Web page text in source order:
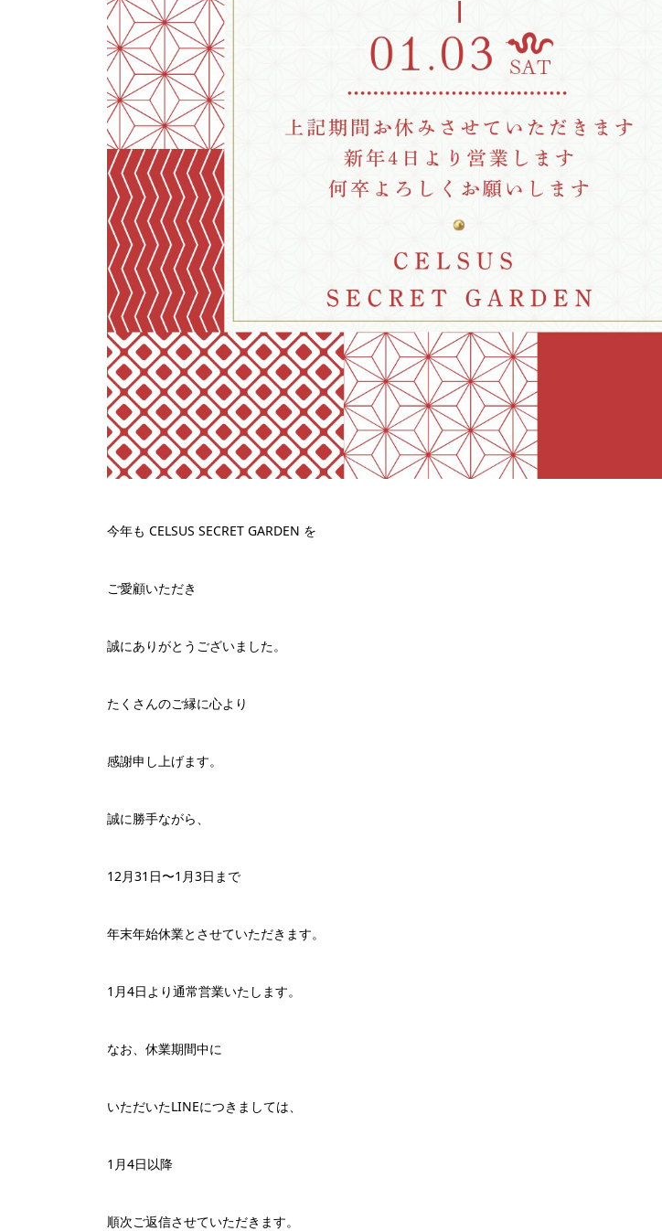
今年も CELSUS SECRET GARDEN を
ご愛顧いただき
誠にありがとうございました。
たくさんのご縁に心より
感謝申し上げます。
誠に勝手ながら、
12月31日〜1月3日まで
年末年始休業とさせていただきます。
1月4日より通常営業いたします。
なお、休業期間中に
いただいたLINEにつきましては、
1月4日以降
順次ご返信させていただきます。